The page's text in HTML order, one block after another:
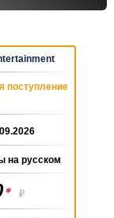
поступление
на русском
* ₽